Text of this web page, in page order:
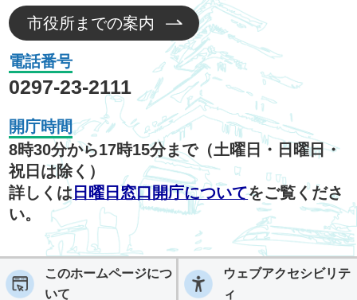
市役所までの案内
電話番号
0297-23-2111
開庁時間
8時30分から17時15分まで（土曜日・日曜日・
祝日は除く）
詳しくは 日曜日窓口開庁についてをご覧くださ
い。
このホームページにつ
いて
ウェブアクセシビリテ
ィ